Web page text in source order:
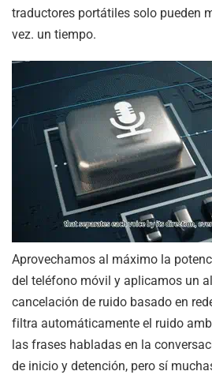
traductores portátiles solo pueden
vez. un tiempo.
Aprovechamos al máximo la
del teléfono móvil y aplicamos un
cancelación de ruido basado en
filtra automáticamente el ruido
las frases habladas en la
de inicio y detención, pero sí